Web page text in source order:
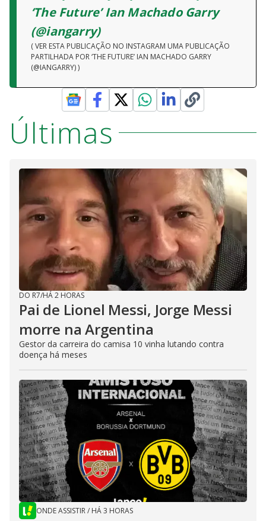
‘The Future’ Ian Machado Garry
(@iangarry)
( VER ESTA PUBLICAÇÃO NO INSTAGRAM UMA PUBLICAÇÃO
PARTILHADA POR ‘THE FUTURE’ IAN MACHADO GARRY
(@IANGARRY) )
Últimas
DO R7/HÁ 2 HORAS
Pai de Lionel Messi, Jorge Messi
morre na Argentina
Gestor da carreira do camisa 10 vinha lutando contra
doença há meses
ONDE ASSISTIR/ HÁ 3 HORAS